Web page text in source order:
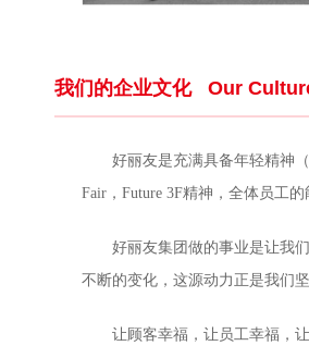
我们的企业文化 Our
好丽友是充满具备年轻精神（
Fair，Future 3F精神，全体员工
好丽友集团做的事业是让我们
不断的变化，这源动力正是我们坚
让顾客幸福，让员工幸福，让